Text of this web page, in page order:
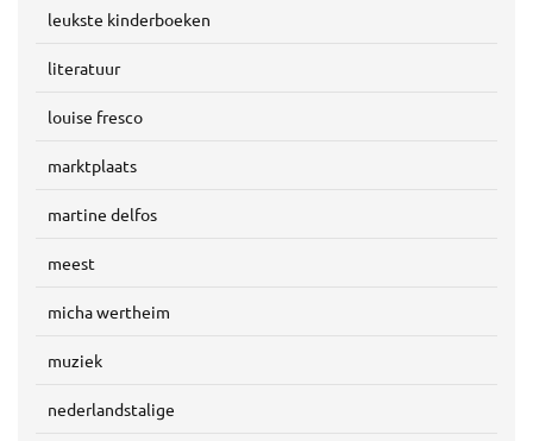
leukste kinderboeken
literatuur
louise fresco
marktplaats
martine delfos
meest
micha wertheim
muziek
nederlandstalige